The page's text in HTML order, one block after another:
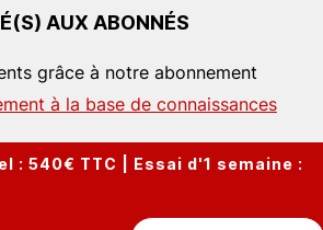
AUX ABONNÉS
grâce à notre abonnement
à la base de connaissances
: 540€ TTC | Essai d'1 semaine :